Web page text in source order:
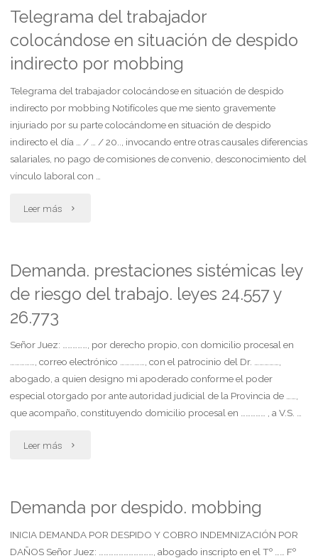
Telegrama del trabajador
colocándose en situación de despido
indirecto por mobbing
Telegrama del trabajador colocándose en situación de despido
indirecto por mobbing Notifícoles que me siento gravemente
injuriado por su parte colocándome en situación de despido
indirecto el día … / … / 20.., invocando entre otras causales diferencias
salariales, no pago de comisiones de convenio, desconocimiento del
vínculo laboral con …
Leer más "Telegrama
trabajador
colocándose
situación
de
Demanda. prestaciones sistémicas ley
de riesgo del trabajo. leyes 24.557 y
26.773
Señor Juez: ……………, por derecho propio, con domicilio procesal en
……………, correo electrónico ……………, con el patrocinio del Dr. ……………,
abogado, a quien designo mi apoderado conforme el poder
especial otorgado por ante autoridad judicial de la Provincia de ……,
que acompaño, constituyendo domicilio procesal en …………… , a V.S. …
Leer más "Demanda.
sistémicas
ley
Demanda por despido. mobbing
INICIA DEMANDA POR DESPIDO Y COBRO INDEMNIZACIÓN POR
DAÑOS Señor Juez: ……………………………, abogado inscripto en el Tº …… Fº